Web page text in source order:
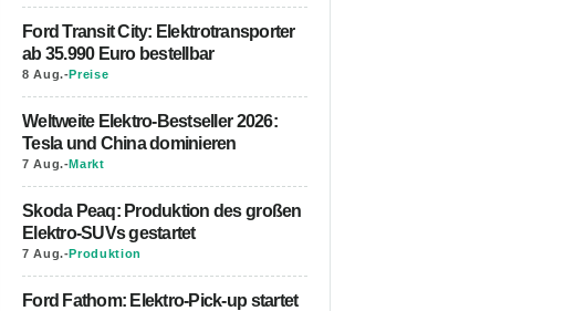
Ford Transit City: Elektrotransporter
ab 35.990 Euro bestellbar
8 Aug.-Preise
Weltweite Elektro-Bestseller 2026:
Tesla und China dominieren
7 Aug.-Markt
Skoda Peaq: Produktion des großen
Elektro-SUVs gestartet
7 Aug.-Produktion
Ford Fathom: Elektro-Pick-up startet